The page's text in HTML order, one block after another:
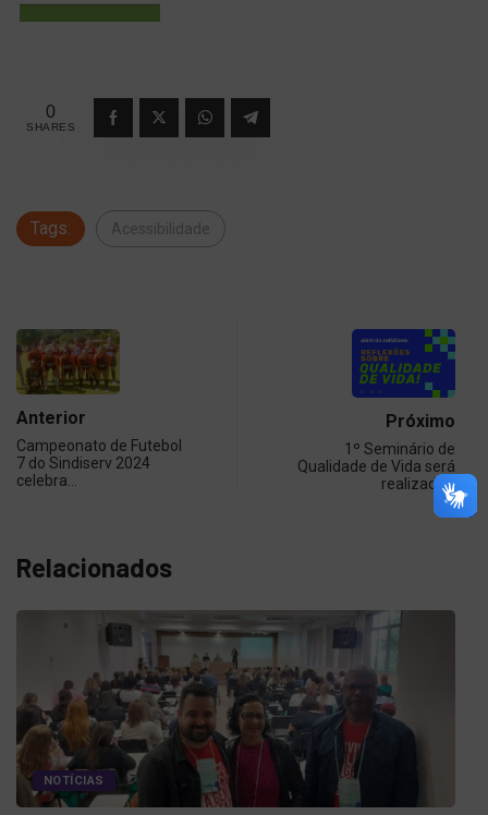
0
SHARES
Tags: Acessibilidade
Anterior
Campeonato de Futebol
7 do Sindiserv 2024
celebra…
Próximo
1º Seminário de
Qualidade de Vida será
realizado…
Relacionados